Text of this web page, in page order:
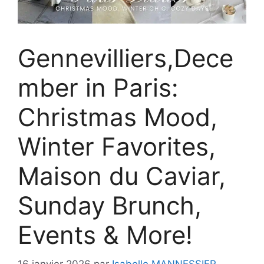
Gennevilliers,Dece
mber in Paris:
Christmas Mood,
Winter Favorites,
Maison du Caviar,
Sunday Brunch,
Events & More!